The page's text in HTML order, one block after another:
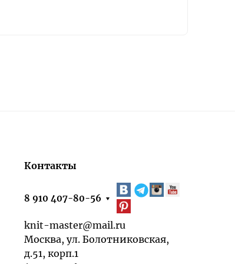
Контакты
8 910 407-80-56
knit-master@mail.ru
Москва, ул. Болотниковская,
д.51, корп.1